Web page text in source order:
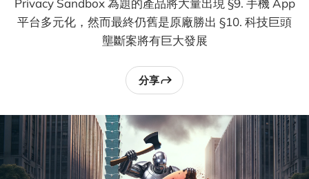
Privacy Sandbox 為題的產品將大量出現 §9. 手機 App
平台多元化，然而最終仍舊是原廠勝出 §10. 科技巨頭
壟斷案將有巨大發展
分享